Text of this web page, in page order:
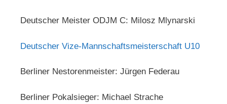
Deutscher Meister ODJM C: Milosz Mlynarski
Deutscher Vize-Mannschaftsmeisterschaft U10
Berliner Nestorenmeister: Jürgen Federau
Berliner Pokalsieger: Michael Strache